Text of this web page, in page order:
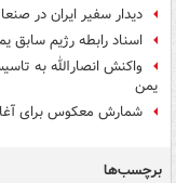
دیدار سفیر ایران در
اسناد رابطه رژیم سابق
واکنش انصارالله به
یمن
شمارش معکوس برای
برچسب‌ها